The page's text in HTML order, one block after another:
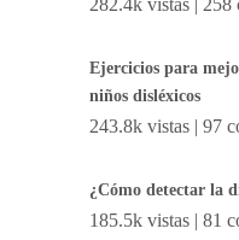
282.4k vistas | 258
Ejercicios para
niños disléxicos
243.8k vistas | 97
¿Cómo detectar la
185.5k vistas | 81